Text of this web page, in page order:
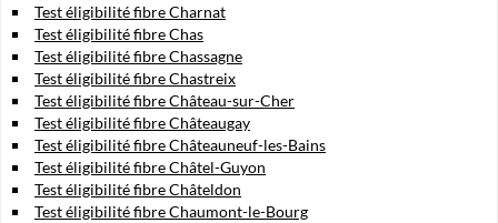
Test éligibilité fibre Charnat
Test éligibilité fibre Chas
Test éligibilité fibre Chassagne
Test éligibilité fibre Chastreix
Test éligibilité fibre Château-sur-Cher
Test éligibilité fibre Châteaugay
Test éligibilité fibre Châteauneuf-les-Bains
Test éligibilité fibre Châtel-Guyon
Test éligibilité fibre Châteldon
Test éligibilité fibre Chaumont-le-Bourg